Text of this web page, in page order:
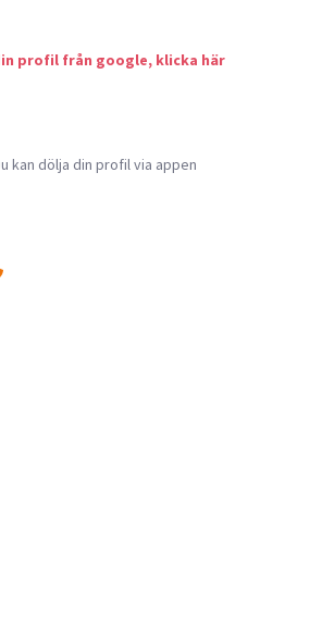
profil från google, klicka här
kan dölja din profil via appen